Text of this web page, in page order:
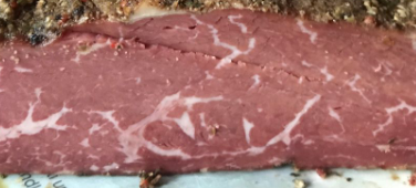
09:00 - 18:00
Saturday
09:00 - 13:00